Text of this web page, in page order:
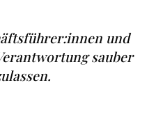
und
sauber